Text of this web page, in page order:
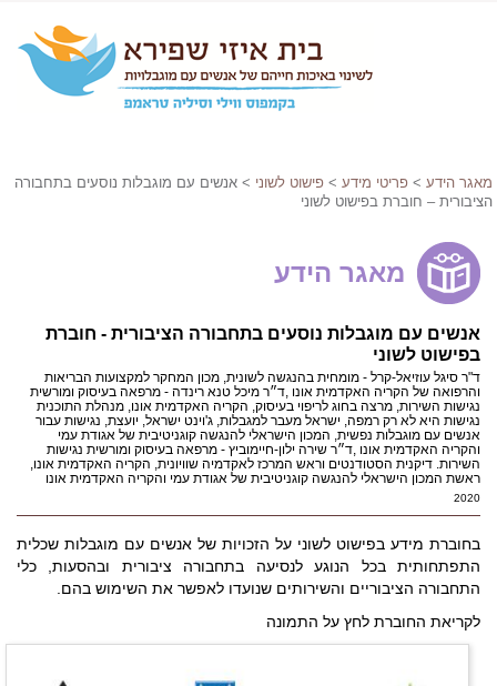
מאגר הידע > פריטי מידע > פישוט לשוני > אנשים עם מוגבלות נוסעים בתחבורה
הציבורית – חוברת בפישוט לשוני
מאגר הידע
אנשים עם מוגבלות נוסעים בתחבורה הציבורית - חוברת
בפישוט לשוני
ד"ר סיגל עוזיאל-קרל - מומחית בהנגשה לשונית, מכון המחקר למקצועות הבריאות
והרפואה של הקריה האקדמית אונו ,ד״ר מיכל טנא רינדה - מרפאה בעיסוק ומורשית
נגישות השירות, מרצה בחוג לריפוי בעיסוק, הקריה האקדמית אונו, מנהלת התוכנית
נגישות היא לא רק רמפה, ישראל מעבר למגבלות, ג'וינט ישראל, יועצת, נגישות עבור
אנשים עם מוגבלות נפשית, המכון הישראלי להנגשה קוגניטיבית של אגודת עמי
והקריה האקדמית אונו ,ד״ר שירה ילון-חיימוביץ - מרפאה בעיסוק ומורשית נגישות
השירות. דיקנית הסטודנטים וראש המרכז לאקדמיה שוויונית, הקריה האקדמית אונו,
ראשת המכון הישראלי להנגשה קוגניטיבית של אגודת עמי והקריה האקדמית אונו
2020
בחוברת מידע בפישוט לשוני על הזכויות של אנשים עם מוגבלות שכלית
התפתחותית בכל הנוגע לנסיעה בתחבורה ציבורית ובהסעות, כלי
התחבורה הציבוריים והשירותים שנועדו לאפשר את השימוש בהם.
לקריאת החוברת לחץ על התמונה